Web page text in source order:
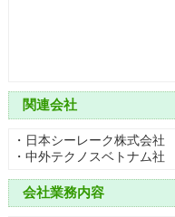
関連会社
・日本シーレーク株式会社
・中外テクノスベトナム社
会社業務内容